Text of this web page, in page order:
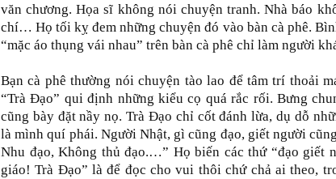
văn chương. Họa sĩ không nói chuyện tranh. Nhà báo
chí… Họ tối kỵ đem những chuyện đó vào bàn cà phê.
“mặc áo thụng vái nhau” trên bàn cà phê chỉ làm người
Bạn cà phê thường nói chuyện tào lao để tâm trí thoải
“Trà Đạo” qui định những kiểu cọ quá rắc rối. Bưng
cũng bày đặt nầy nọ. Trà Đạo chỉ cốt đánh lừa, dụ dỗ
là mình quí phái. Người Nhật, gì cũng đạo, giết người
Nhu đạo, Không thủ đạo.…” Họ biến các thứ “đạo giết
giáo! Trà Đạo” là để đọc cho vui thôi chứ chả ai theo,